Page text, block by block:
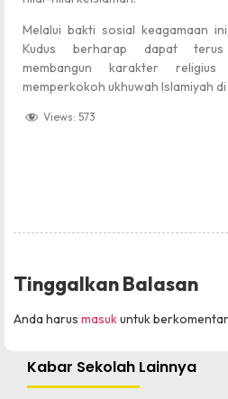
Melalui bakti sosial keagamaan
Kudus berharap dapat terus
membangun karakter
memperkokoh ukhuwah Islamiyah
Views: 573
Tinggalkan Balasan
Anda harus masukuntuk
Kabar Sekolah Lainnya